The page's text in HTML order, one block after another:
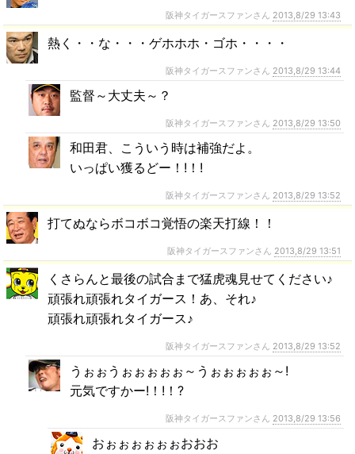
阪神タイガースファンさん 2013,8/29 13:43
熱く・・な・・・ゲホホホ・ゴホ・・・・
阪神タイガースファンさん 2013,8/29 13:44
監督～大丈夫～？
阪神タイガースファンさん 2013,8/29 13:50
和田君、こういう時は補強だよ。
いっぱい獲るどー！!！!
阪神タイガースファンさん 2013,8/29 13:52
打てぬならボコボコ覚悟の楽天打線！！
阪神タイガースファンさん 2013,8/29 13:51
くさらんと最後の試合まで猛虎魂見せてください♪
頑張れ頑張れタイガース！あ、それ♪
頑張れ頑張れタイガース♪
阪神タイガースファンさん 2013,8/29 13:52
うぉぉうぉぉぉぉぉ～うぉぉぉぉぉ～!
元気ですかー!！!！?
阪神タイガースファンさん 2013,8/29 13:56
おぉぉぉぉぉぉおおお